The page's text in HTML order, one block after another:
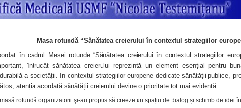
Masa rotundă “Sănătatea creierului în contextul strategiilor
în cadrul Mesei rotunde “Sănătatea creierului în contextul strategiilor
întrucât sănătatea creierului reprezintă un element esențial pentru
a societății. În contextul strategiilor europene dedicate sănătății publice,
atenția acordată sănătății creierului devine o prioritate tot mai evidentă.
rotundă organizatorii şi-au propus să creeze un spațiu de dialog și schimb de idei